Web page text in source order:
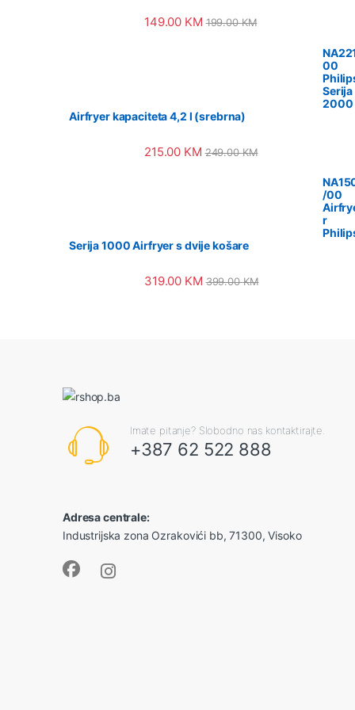
149.00 KM 199.00KM
00
Serija
2000
Airfryer kapaciteta 4,2 l (srebrna)
215.00 KM 249.00KM
/00
r
Serija 1000 Airfryer s dvije košare
319.00 KM 399.00KM
Imate pitanje? Slobodno nas kontaktirajte.
+387 62 522 888
Adresa centrale:
Industrijska zona Ozrakovići bb, 71300, Visoko